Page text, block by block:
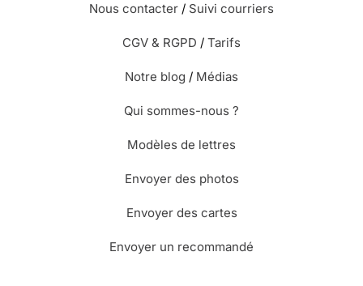
⭐⭐⭐⭐⭐ Le 22/10/2017 : Tres original !
mais aussi un jeu
la même carte chaque année, j'ai trouvé celle ci
Nous contacter / Suivi courriers
CGV & RGPD / Tarifs
Notre blog / Médias
Qui sommes-nous ?
Modèles de lettres
Envoyer des photos
Envoyer des cartes
Envoyer un recommandé